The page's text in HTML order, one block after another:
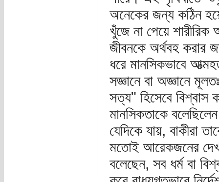
অনেকের জন্য কঠিন
খুঁজে না পেয়ে
জীবনকে অর্থবহ করার
ধরে মানসিকভাবে
সজ্ঞানে বা অজ্ঞানে
সত্য" হিসেবে বিশ্বাস
মানসিকতাকে
যেদিকে যায়, বাকীরা
মতোই আরেকজনের
বলেছেন, সব ধর্ম বা